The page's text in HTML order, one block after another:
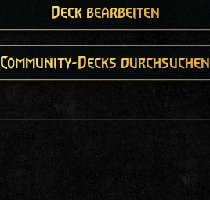
Deck bearbeiten
Community-Decks durchsuchen